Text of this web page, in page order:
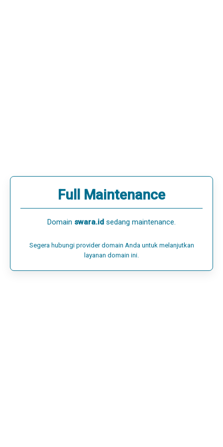
Full Maintenance
Domain swara.id sedang maintenance.
Segera hubungi provider domain Anda untuk melanjutkan
layanan domain ini.